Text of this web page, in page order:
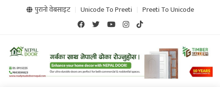
पुरानो वेबसाइट Unicode To Preeti Preeti To Unicode